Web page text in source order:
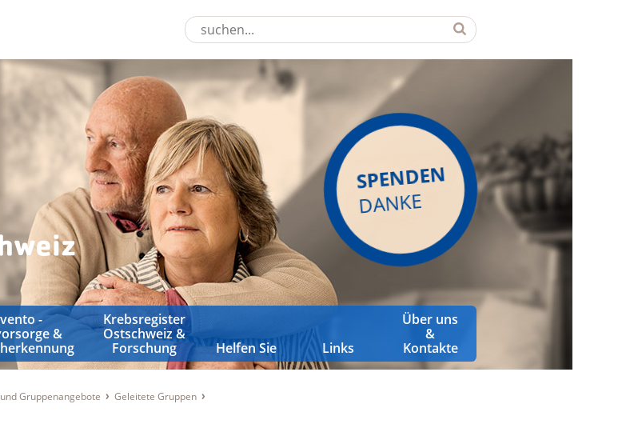
SPENDEN
DANKE
-
&
Krebsregister
Ostschweiz &
Forschung
Helfen Sie Links
Über uns
&
Kontakte
Gruppenangebote
Geleitete Gruppen